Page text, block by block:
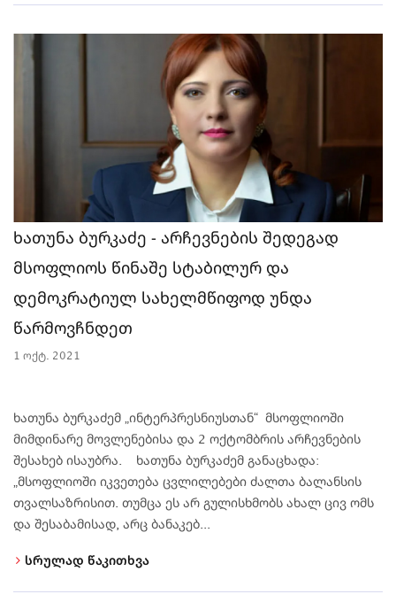
ხათუნა ბურკაძე - არჩევნების შედეგად
მსოფლიოს წინაშე სტაბილურ და
დემოკრატიულ სახელმწიფოდ უნდა
წარმოვჩნდეთ
1 ოქტ. 2021
ხათუნა ბურკაძემ „ინტერპრესნიუსთან“ მსოფლიოში
მიმდინარე მოვლენებისა და 2 ოქტომბრის არჩევნების
შესახებ ისაუბრა. ხათუნა ბურკაძემ განაცხადა:
„მსოფლიოში იკვეთება ცვლილებები ძალთა ბალანსის
თვალსაზრისით. თუმცა ეს არ გულისხმობს ახალ ცივ ომს
და შესაბამისად, არც ბანაკებ...
სრულად წაკითხვა